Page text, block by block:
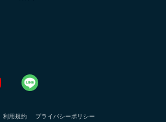
利用規約 プライバシーポリシー